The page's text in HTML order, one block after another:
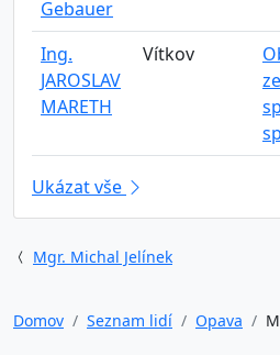
Gebauer
Ing.
JAROSLAV
MARETH
Vítkov
Ukázat vše
Mgr. Michal Jelínek
Domov
Seznam lidí Opava